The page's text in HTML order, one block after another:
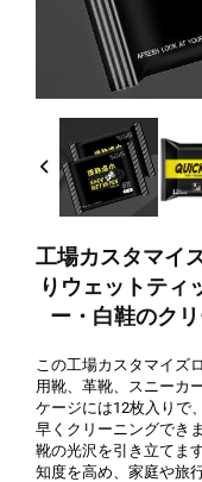
工場カスタマイ
りウェットティ
ー・白鞋のク
この工場カスタマイズ
用靴、革靴、スニーカ
ケージには12枚入りで
早くクリーニングでき
靴の光沢を引き立てま
知度を高め、家庭や旅